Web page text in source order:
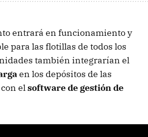
entrará en funcionamiento y
para las flotillas de todos los
también integrarían el
en los depósitos de las
elsoftware de gestión de